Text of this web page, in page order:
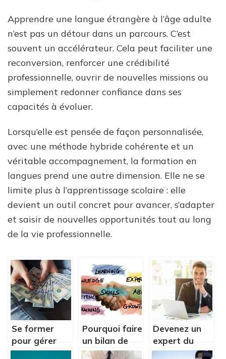
Apprendre une langue étrangère à l’âge adulte
n’est pas un détour dans un parcours. C’est
souvent un accélérateur. Cela peut faciliter une
reconversion, renforcer une crédibilité
professionnelle, ouvrir de nouvelles missions ou
simplement redonner confiance dans ses
capacités à évoluer.
Lorsqu’elle est pensée de façon personnalisée,
avec une méthode hybride cohérente et un
véritable accompagnement, la formation en
langues prend une autre dimension. Elle ne se
limite plus à l’apprentissage scolaire : elle
devient un outil concret pour avancer, s’adapter
et saisir de nouvelles opportunités tout au long
de la vie professionnelle.
Se former
pour gérer
son compte à
Pourquoi faire
un bilan de
compétences?
Devenez un
expert du
numérique